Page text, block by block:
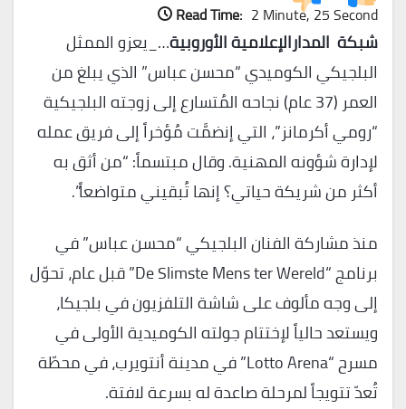
Read Time: 2 Minute, 25 Second
شبكة المدارالإعلامية الأوروبية…_يعزو الممثل
البلجيكي الكوميدي “محسن عباس” الذي يبلغ من
العمر (37 عام) نجاحه المُتسارع إلى زوجته البلجيكية
“رومي أكرمانز”، التي إنضمَّت مُؤخراً إلى فريق عمله
لإدارة شؤونه المهنية. وقال مبتسماً: “من أثق به
أكثر من شريكة حياتي؟ إنها تُبقيني متواضعاً”.
منذ مشاركة الفنان البلجيكي “محسن عباس” في
برنامج “De Slimste Mens ter Wereld” قبل عام، تحوّل
إلى وجه مألوف على شاشة التلفزيون في بلجيكا،
ويستعد حالياً لإختتام جولته الكوميدية الأولى في
مسرح “Lotto Arena” في مدينة أنتويرب، في محطّة
تُعدّ تتويجاً لمرحلة صاعدة له بسرعة لافتة.